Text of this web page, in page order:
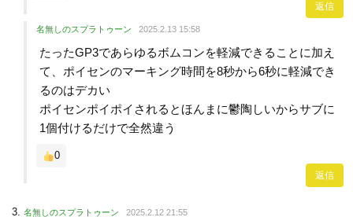
返信
名無しのスプラトゥーン 2025.2.13 15:58
たったGP3であらゆるボムコンを軽減できることに加え
て、ポイセンのマーキング時間を8秒から6秒に軽減でき
るのはデカい
ポイセンポイポイされるとほんまに鬱陶しいからサブに
1個付けるだけで全然違う
0
返信
名無しのスプラトゥーン 2025.2.12 21:55